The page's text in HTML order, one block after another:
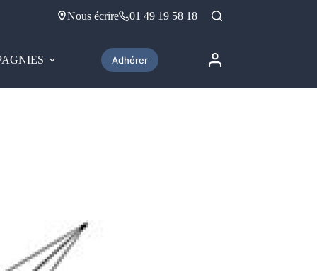
Nous écrire 01 49 19 58 18
Adhérer